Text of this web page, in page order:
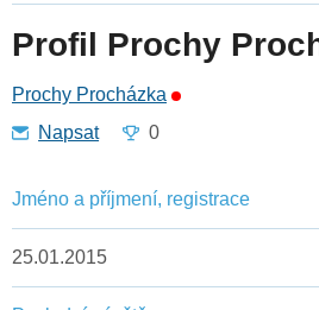
Profil Prochy
Prochy Procházka
Napsat
0
Jméno a příjmení, registrace
25.01.2015